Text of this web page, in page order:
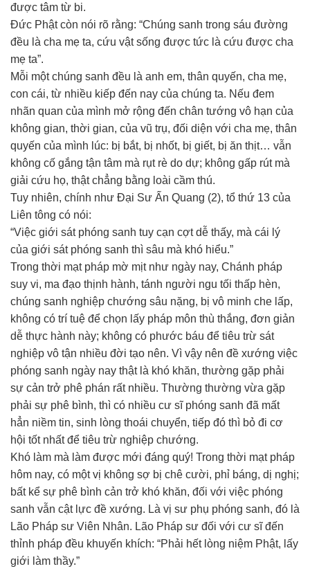
được tâm từ bi.
Đức Phật còn nói rõ rằng: “Chúng sanh trong sáu đường
đều là cha mẹ ta, cứu vật sống được tức là cứu được cha
mẹ ta”.
Mỗi một chúng sanh đều là anh em, thân quyến, cha mẹ,
con cái, từ nhiều kiếp đến nay của chúng ta. Nếu đem
nhãn quan của mình mở rộng đến chân tướng vô hạn của
không gian, thời gian, của vũ trụ, đối diện với cha mẹ, thân
quyến của mình lúc: bị bắt, bị nhốt, bị giết, bị ăn thịt… vẫn
không cố gắng tận tâm mà rụt rè do dự; không gấp rút mà
giải cứu họ, thật chẳng bằng loài cầm thú.
Tuy nhiên, chính như Đại Sư Ấn Quang (2), tổ thứ 13 của
Liên tông có nói:
“Việc giới sát phóng sanh tuy cạn cợt dễ thấy, mà cái lý
của giới sát phóng sanh thì sâu mà khó hiểu.”
Trong thời mạt pháp mờ mịt như ngày nay, Chánh pháp
suy vi, ma đạo thịnh hành, tánh người ngu tối thấp hèn,
chúng sanh nghiệp chướng sâu nặng, bị vô minh che lấp,
không có trí tuệ để chọn lấy pháp môn thù thắng, đơn giản
dễ thực hành này; không có phước báu để tiêu trừ sát
nghiệp vô tận nhiều đời tạo nên. Vì vậy nên đề xướng việc
phóng sanh ngày nay thật là khó khăn, thường gặp phải
sự cản trở phê phán rất nhiều. Thường thường vừa gặp
phải sự phê bình, thì có nhiều cư sĩ phóng sanh đã mất
hẳn niềm tin, sinh lòng thoái chuyển, tiếp đó thì bỏ đi cơ
hội tốt nhất để tiêu trừ nghiệp chướng.
Khó làm mà làm được mới đáng quý! Trong thời mạt pháp
hôm nay, có một vị không sợ bị chê cười, phỉ báng, dị nghị;
bất kể sự phê bình cản trở khó khăn, đối với việc phóng
sanh vẫn cật lực đề xướng. Là vị sư phụ phóng sanh, đó là
Lão Pháp sư Viên Nhân. Lão Pháp sư đối với cư sĩ đến
thỉnh pháp đều khuyến khích: “Phải hết lòng niệm Phật, lấy
giới làm thầy.”